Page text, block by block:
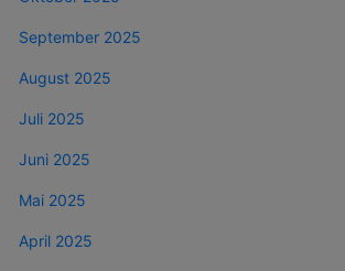
September 2025
August 2025
Juli 2025
Juni 2025
Mai 2025
April 2025